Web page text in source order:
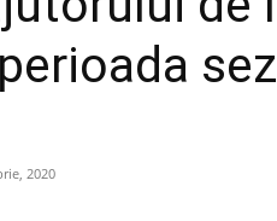
2020